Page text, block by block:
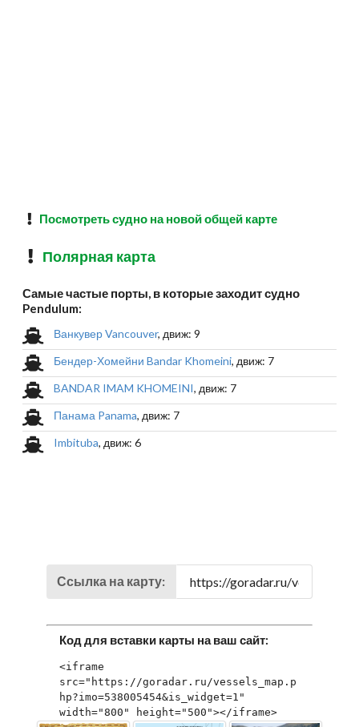
Посмотреть судно на новой общей карте
Полярная карта
Самые частые порты, в которые заходит судно
Pendulum:
Ванкувер Vancouver, движ: 9
Бендер-Хомейни Bandar Khomeini, движ: 7
BANDAR IMAM KHOMEINI, движ: 7
Панама Panama, движ: 7
Imbituba, движ: 6
Ссылка на карту:
Код для вставки карты на ваш сайт:
<iframe
src="https://goradar.ru/vessels_map.p
hp?imo=538005454&is_widget=1"
width="800" height="500"></iframe>